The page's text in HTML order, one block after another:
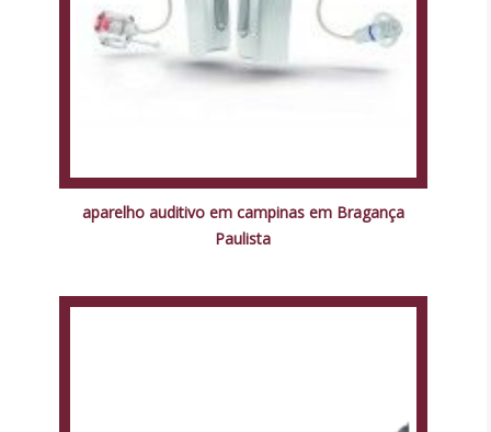
aparelho auditivo em campinas em Bragança
Paulista